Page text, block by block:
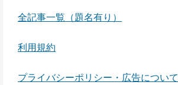
全記事一覧（題名有り）
利用規約
プライバシーポリシー・広告について